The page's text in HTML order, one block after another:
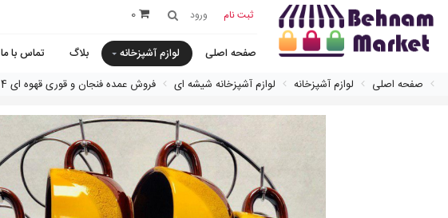
ثبت نام ورود 0
صفحه اصلی لوازم آشپزخانه بلاگ تماس با ما
صفحه اصلی
لوازم آشپزخانه لوازم آشپزخانه شیشه ای فروش عمده فنجان و قوری قهوه ای 4 عددی